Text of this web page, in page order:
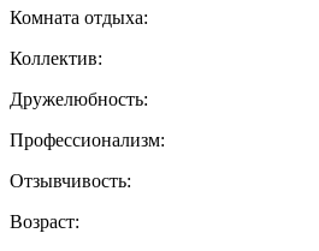
Комната отдыха:
Коллектив:
Дружелюбность:
Профессионализм:
Отзывчивость:
Возраст: